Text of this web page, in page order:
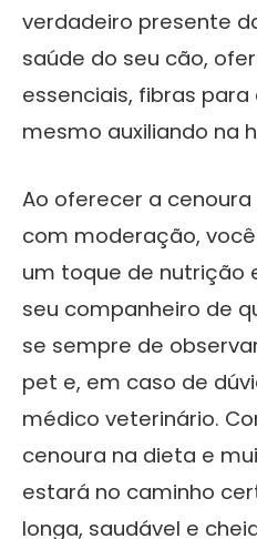
verdadeiro presente
saúde do seu cão,
essenciais, fibras
mesmo auxiliando na
Ao oferecer a
com moderação,
um toque de nutrição
seu companheiro de
se sempre de
pet e, em caso de
médico veterinário.
cenoura na dieta e
estará no caminho
longa, saudável e